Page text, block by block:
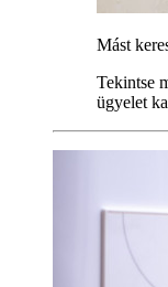
Mást
Tekintse
ügyelet